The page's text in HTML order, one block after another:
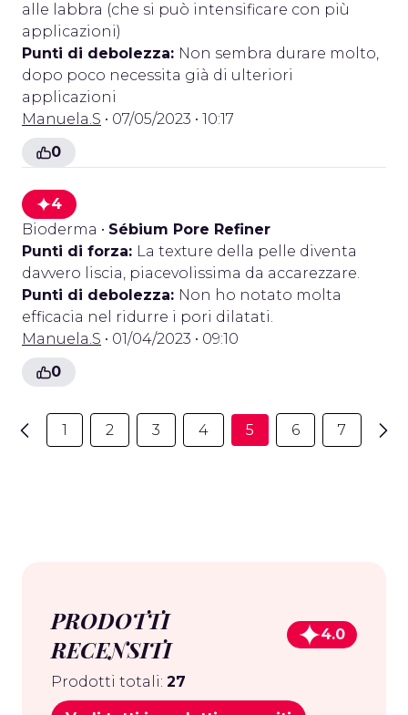
alle labbra (che si può intensificare con più
applicazioni)
Punti di debolezza: Non sembra durare molto,
dopo poco necessita già di ulteriori
applicazioni
Manuela.S • 07/05/2023 • 10:17
0
4
Bioderma • Sébium Pore Refiner
Punti di forza: La texture della pelle diventa
davvero liscia, piacevolissima da accarezzare.
Punti di debolezza: Non ho notato molta
efficacia nel ridurre i pori dilatati.
Manuela.S • 01/04/2023 • 09:10
0
1 2 3 4 5 6 7
PRODOTTI
RECENSITI
4.0
Prodotti totali: 27